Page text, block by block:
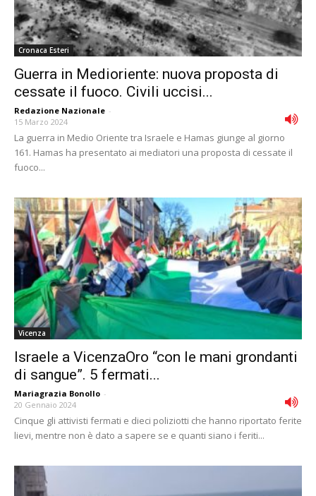
Cronaca Esteri
Guerra in Medioriente: nuova proposta di
cessate il fuoco. Civili uccisi...
Redazione Nazionale -
15 Marzo 2024
La guerra in Medio Oriente tra Israele e Hamas giunge al giorno
161. Hamas ha presentato ai mediatori una proposta di cessate il
fuoco...
Vicenza
Israele a VicenzaOro “con le mani grondanti
di sangue”. 5 fermati...
Mariagrazia Bonollo -
20 Gennaio 2024
Cinque gli attivisti fermati e dieci poliziotti che hanno riportato ferite
lievi, mentre non è dato a sapere se e quanti siano i feriti...